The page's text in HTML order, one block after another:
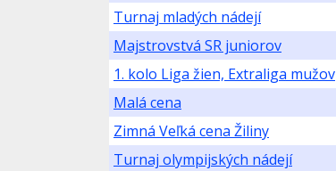
Turnaj mladých nádejí
Majstrovstvá SR juniorov
1. kolo Liga žien, Extraliga mužov
Malá cena
Zimná Veľká cena Žiliny
Turnaj olympijských nádejí